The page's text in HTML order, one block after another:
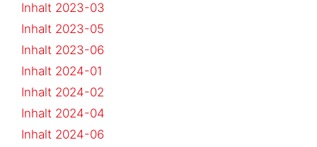
Inhalt 2023-03
Inhalt 2023-05
Inhalt 2023-06
Inhalt 2024-01
Inhalt 2024-02
Inhalt 2024-04
Inhalt 2024-06